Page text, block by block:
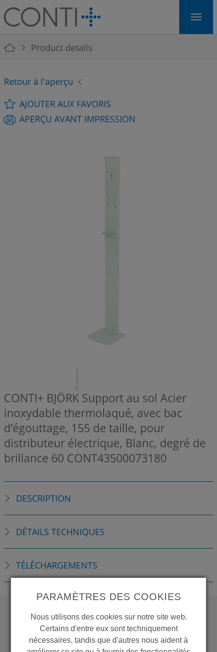
Skip to main navigation
Skip to main content
Skip to page footer
You are here:
Product details
Retour à l'aperçu
AJOUTER AUX FAVORIS
APERÇU AVANT IMPRESSION
CONTI+ BJÖRK Support au sol Acier
inoxydable thermolaqué, avec bac
d’égouttage, 155 de taille, pour
distributeur électrique, Blanc, degré de
brillance 60 CONT43500073180
DESCRIPTION
DÉTAILS TECHNIQUES
TÉLÉCHARGEMENTS
WANT TO SEE
MORE PRODUCTS?
PARAMÈTRES DES COOKIES
Nous utilisons des cookies sur notre site web.
Certains d'entre eux sont techniquement
nécessaires, tandis que d'autres nous aident à